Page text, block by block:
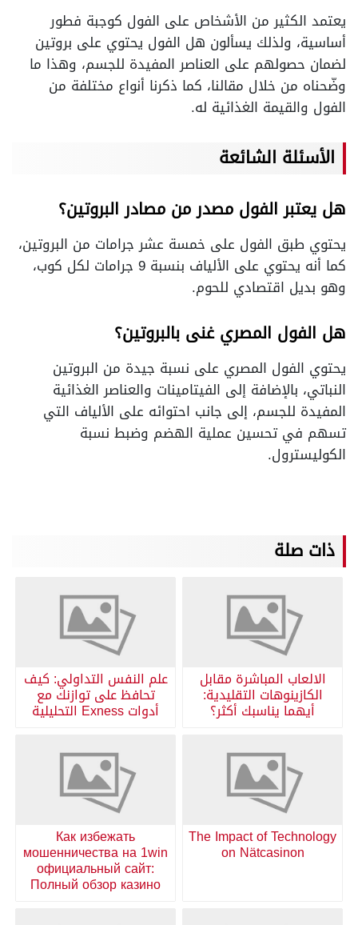
يعتمد الكثير من الأشخاص على الفول كوجبة فطور
أساسية، ولذلك يسألون هل الفول يحتوي على بروتين
لضمان حصولهم على العناصر المفيدة للجسم، وهذا ما
وضّحناه من خلال مقالنا، كما ذكرنا أنواع مختلفة من
الفول والقيمة الغذائية له.
الأسئلة الشائعة
هل يعتبر الفول مصدر من مصادر البروتين؟
يحتوي طبق الفول على خمسة عشر جرامات من البروتين،
كما أنه يحتوي على الألياف بنسبة 9 جرامات لكل كوب،
وهو بديل اقتصادي للحوم.
هل الفول المصري غنى بالبروتين؟
يحتوي الفول المصري على نسبة جيدة من البروتين
النباتي، بالإضافة إلى الفيتامينات والعناصر الغذائية
المفيدة للجسم، إلى جانب احتوائه على الألياف التي
تسهم في تحسين عملية الهضم وضبط نسبة
الكوليسترول.
ذات صلة
الالعاب المباشرة مقابل
الكازينوهات التقليدية:
أيهما يناسبك أكثر؟
علم النفس التداولي: كيف
تحافظ على توازنك مع
أدوات Exness التحليلية
The Impact of Technology
on Nätcasinon
Как избежать
мошенничества на 1win
официальный сайт:
Полный обзор казино